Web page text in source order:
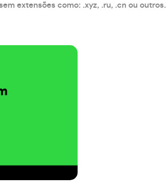
extensões como: .xyz, .ru, .cn ou outros.